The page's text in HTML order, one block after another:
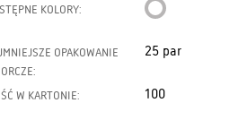
KOLORY:
OPAKOWANIE
25 par
W KARTONIE: 100